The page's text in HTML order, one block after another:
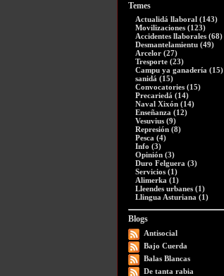
Temes
Actualidá llaboral (143)
Movilizaciones (123)
Accidentes llaborales (68)
Desmantelamientu (49)
Arcelor (27)
Tresporte (23)
Campu ya ganadería (15)
sanidá (15)
Convocatories (15)
Precariedá (14)
Naval Xixón (14)
Enseñanza (12)
Vesuvius (9)
Represión (8)
Pesca (4)
Info (3)
Opinión (3)
Duro Felguera (3)
Servicios (1)
Alimerka (1)
Lleendes urbanes (1)
Llingua Asturiana (1)
Blogs
Antisocial
Bajo Cuerda
Balas Blancas
De tanta rabia